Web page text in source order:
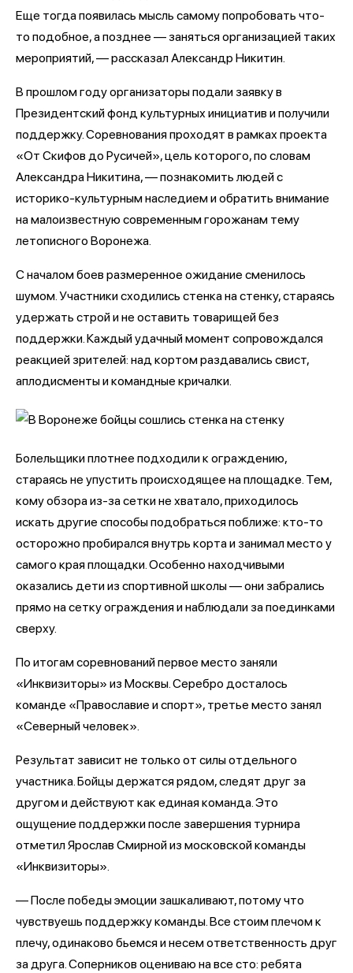
Еще тогда появилась мысль самому попробовать что-
то подобное, а позднее — заняться организацией таких
мероприятий, — рассказал Александр Никитин.
В прошлом году организаторы подали заявку в
Президентский фонд культурных инициатив и получили
поддержку. Соревнования проходят в рамках проекта
«От Скифов до Русичей», цель которого, по словам
Александра Никитина, — познакомить людей с
историко-культурным наследием и обратить внимание
на малоизвестную современным горожанам тему
летописного Воронежа.
С началом боев размеренное ожидание сменилось
шумом. Участники сходились стенка на стенку, стараясь
удержать строй и не оставить товарищей без
поддержки. Каждый удачный момент сопровождался
реакцией зрителей: над кортом раздавались свист,
аплодисменты и командные кричалки.
Болельщики плотнее подходили к ограждению,
стараясь не упустить происходящее на площадке. Тем,
кому обзора из-за сетки не хватало, приходилось
искать другие способы подобраться поближе: кто-то
осторожно пробирался внутрь корта и занимал место у
самого края площадки. Особенно находчивыми
оказались дети из спортивной школы — они забрались
прямо на сетку ограждения и наблюдали за поединками
сверху.
По итогам соревнований первое место заняли
«Инквизиторы» из Москвы. Серебро досталось
команде «Православие и спорт», третье место занял
«Северный человек».
Результат зависит не только от силы отдельного
участника. Бойцы держатся рядом, следят друг за
другом и действуют как единая команда. Это
ощущение поддержки после завершения турнира
отметил Ярослав Смирной из московской команды
«Инквизиторы».
— После победы эмоции зашкаливают, потому что
чувствуешь поддержку команды. Все стоим плечом к
плечу, одинаково бьемся и несем ответственность друг
за друга. Соперников оцениваю на все сто: ребята